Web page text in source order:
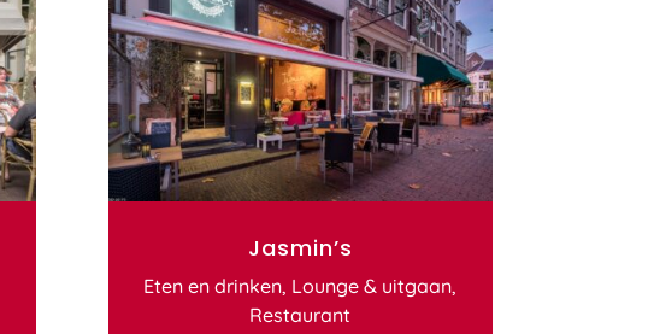
Jasmin’s
Eten en drinken, Lounge & uitgaan,
Restaurant